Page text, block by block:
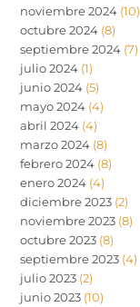
noviembre 2024 (10)
octubre 2024 (8)
septiembre 2024 (7)
julio 2024 (1)
junio 2024 (5)
mayo 2024 (4)
abril 2024 (4)
marzo 2024 (8)
febrero 2024 (8)
enero 2024 (4)
diciembre 2023 (2)
noviembre 2023 (8)
octubre 2023 (8)
septiembre 2023 (4)
julio 2023 (2)
junio 2023 (10)